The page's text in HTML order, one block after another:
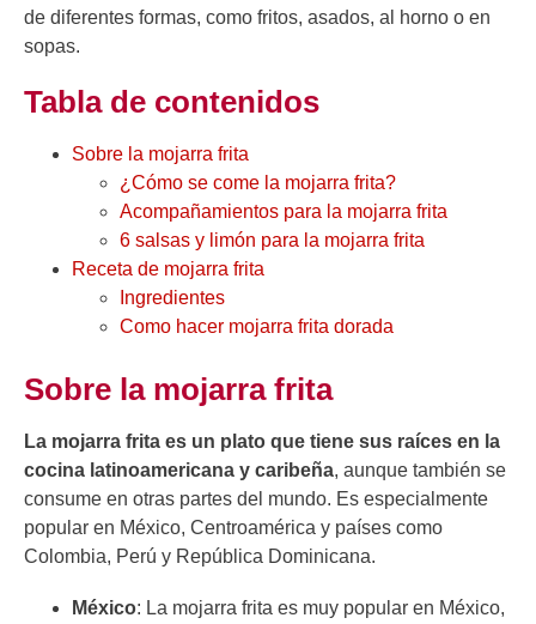
de diferentes formas, como fritos, asados, al horno o en
sopas.
Tabla de contenidos
Sobre la mojarra frita
¿Cómo se come la mojarra frita?
Acompañamientos para la mojarra frita
6 salsas y limón para la mojarra frita
Receta de mojarra frita
Ingredientes
Como hacer mojarra frita dorada
Sobre la mojarra frita
La mojarra frita es un plato que tiene sus raíces en la
cocina latinoamericana y caribeña, aunque también se
consume en otras partes del mundo. Es especialmente
popular en México, Centroamérica y países como
Colombia, Perú y República Dominicana.
México: La mojarra frita es muy popular en México,